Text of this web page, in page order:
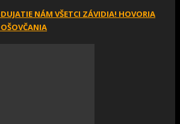
NÁM VŠETCI ZÁVIDIA! HOVORIA